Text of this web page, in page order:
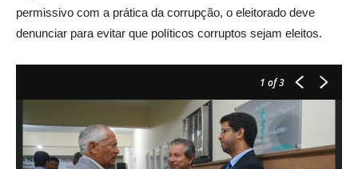
permissivo com a prática da corrupção, o eleitorado deve
denunciar para evitar que políticos corruptos sejam eleitos.
1 of 3